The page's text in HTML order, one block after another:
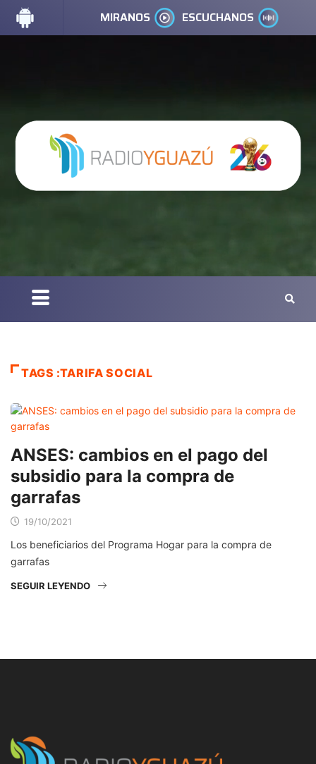
MIRANOS ESCUCHANOS
TAGS :TARIFA SOCIAL
ANSES: cambios en el pago del
subsidio para la compra de
garrafas
19/10/2021
Los beneficiarios del Programa Hogar para la compra de
garrafas
SEGUIR LEYENDO